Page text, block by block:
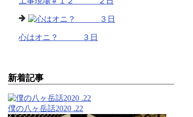
心はオニ？ ３日
新着記事
僕の八ヶ岳話2020 .22